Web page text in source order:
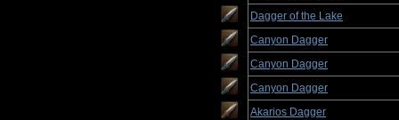
Dagger of the Lake
Canyon Dagger
Canyon Dagger
Canyon Dagger
Akarios Dagger